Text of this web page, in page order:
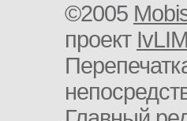
©2005
проект